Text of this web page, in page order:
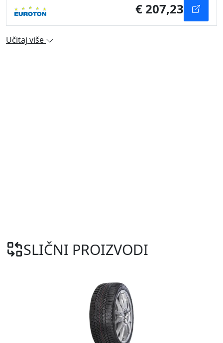
€ 207,23
Učitaj više
SLIČNI PROIZVODI